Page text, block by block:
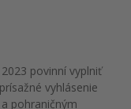
povinní vyplniť
vyhlásenie
pohraničným